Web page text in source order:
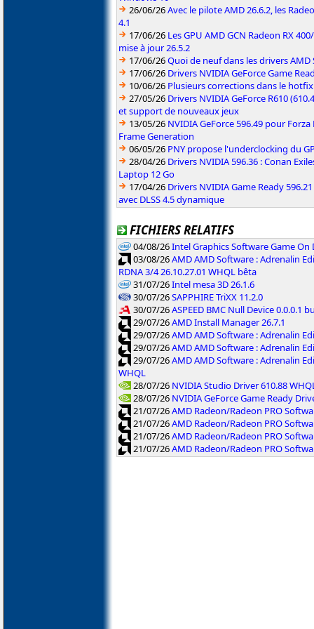
26/06/26Avec le pilote AMD 26.6.2, les
4.1
17/06/26 Les GPU AMD GCN Radeon RX
mise à jour 26.5.2
17/06/26Quoi de neuf dans les drivers AMD
17/06/26 Drivers NVIDIA GeForce Game
10/06/26 Plusieurs corrections dans le hotfix
27/05/26 Drivers NVIDIA GeForce R610
et support de nouveaux jeux
13/05/26 NVIDIA GeForce 596.49 pour
Frame Generation
06/05/26 PNY propose l'underclocking du
28/04/26 Drivers NVIDIA 596.36 : Conan
Laptop 12 Go
17/04/26 Drivers NVIDIA Game Ready
avec DLSS 4.5 dynamique
FICHIERS RELATIFS
04/08/26Intel Graphics Software Game On
03/08/26AMD AMD Software : Adrenalin
RDNA 3/4 26.10.27.01 WHQL bêta
31/07/26Intel mesa 3D 26.1.6
30/07/26SAPPHIRE TriXX 11.2.0
30/07/26ASPEED BMC Null Device 0.0.0.1
29/07/26AMD Install Manager 26.7.1
29/07/26AMD AMD Software : Adrenalin
29/07/26AMD AMD Software : Adrenalin
29/07/26AMD AMD Software : Adrenalin
WHQL
28/07/26 NVIDIA Studio Driver 610.88
28/07/26 NVIDIA GeForce Game Ready
21/07/26AMD Radeon/Radeon PRO
21/07/26AMD Radeon/Radeon PRO
21/07/26AMD Radeon/Radeon PRO
21/07/26AMD Radeon/Radeon PRO